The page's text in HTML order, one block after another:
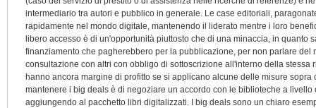
intermediario tra autori e pubblico in generale. Le case editoriali,
rapidamente nel mondo digitale, mantenendo il liderato mentre i loro
libero accesso è di un'opportunità piuttosto che di una minaccia, in quanto
finanziamento che pagherebbero per la pubblicazione, per non parlare
consultazione con altri con obbligo di sottoscrizione all'interno della stessa
hanno ancora margine di profitto se si applicano alcune delle misure
mantenere i big deals è di negoziare un accordo con le biblioteche a
aggiungendo al pacchetto libri digitalizzati. I big deals sono un chiaro